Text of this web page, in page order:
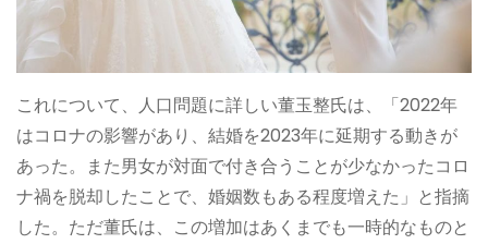
これについて、人口問題に詳しい董玉整氏は、「2022年
はコロナの影響があり、結婚を2023年に延期する動きが
あった。また男女が対面で付き合うことが少なかったコロ
ナ禍を脱却したことで、婚姻数もある程度増えた」と指摘
した。ただ董氏は、この増加はあくまでも一時的なものと